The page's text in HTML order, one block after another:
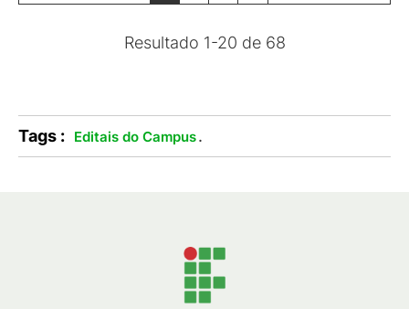
Resultado 1-20 de 68
Tags : Editais do Campus.